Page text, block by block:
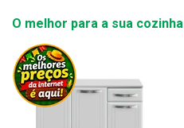
O melhor para a sua cozinha